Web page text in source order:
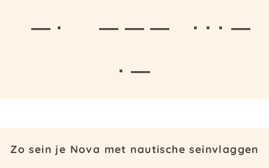
— · — — —
· · · —
· —
Zo sein je Nova met nautische seinvlaggen